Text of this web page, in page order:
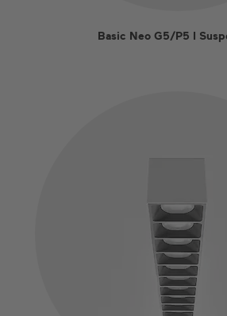
Basic Neo G5/P5 I